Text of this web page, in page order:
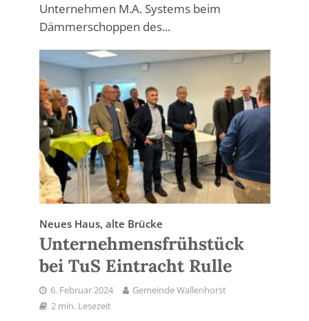
Unternehmen M.A. Systems beim
Dämmerschoppen des...
Neues Haus, alte Brücke
Unternehmensfrühstück
bei TuS Eintracht Rulle
6. Februar 2024
Gemeinde Wallenhorst
2 min. Lesezeit